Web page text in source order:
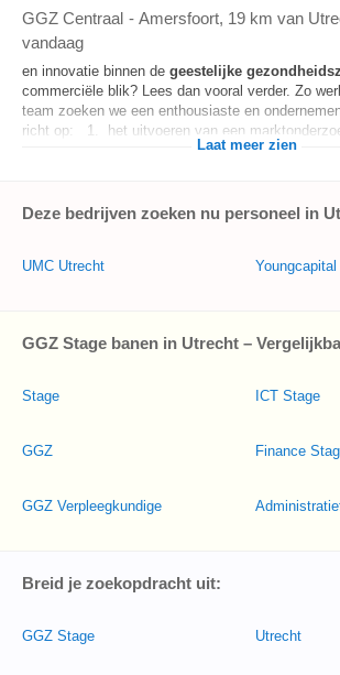
GGZ Centraal - Amersfoort, 19 km van
vandaag
en innovatie binnen de geestelijke
commerciële blik? Lees dan vooral verder. Zo
team zoeken we een enthousiaste en
richt op: 1. het uitvoeren van een
Laat meer zien
Deze bedrijven zoeken nu personeel in
UMC Utrecht Youngcapital
GGZ Stage banen in Utrecht –
Stage
GGZ
GGZ Verpleegkundige
ICT Stage
Finance
Breid je zoekopdracht uit:
GGZ Stage Utrecht